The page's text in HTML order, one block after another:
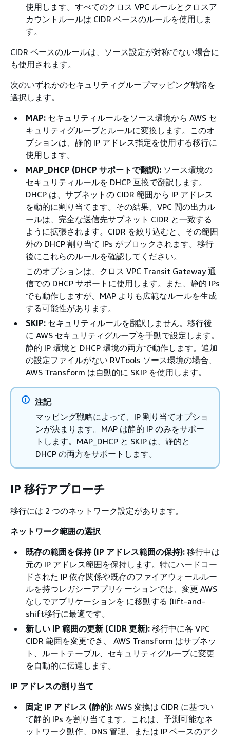
使用します。すべてのクロス VPC ルールとクロスア
カウントルールは CIDR ベースのルールを使用しま
す。
CIDR ベースのルールは、ソース設定が対称でない場合に
も使用されます。
次のいずれかのセキュリティグループマッピング戦略を
選択します。
MAP: セキュリティルールをソース環境から AWS セ
キュリティグループとルールに変換します。このオ
プションは、静的 IP アドレス指定を使用する移行に
使用します。
MAP_DHCP (DHCP サポートで翻訳): ソース環境の
セキュリティルールを DHCP 互換で翻訳します。
DHCP は、サブネットの CIDR 範囲から IP アドレス
を動的に割り当てます。その結果、VPC 間の出力ル
ールは、完全な送信先サブネット CIDR と一致する
ように拡張されます。CIDR を絞り込むと、その範囲
外の DHCP 割り当て IPs がブロックされます。移行
後にこれらのルールを確認してください。
このオプションは、クロス VPC Transit Gateway 通
信での DHCP サポートに使用します。また、静的 IPs
でも動作しますが、MAP よりも広範なルールを生成
する可能性があります。
SKIP: セキュリティルールを翻訳しません。移行後
に AWS セキュリティグループを手動で設定します。
静的 IP 環境と DHCP 環境の両方で動作します。追加
の設定ファイルがない RVTools ソース環境の場合、
AWS Transform は自動的に SKIP を使用します。
注記
マッピング戦略によって、IP 割り当てオプショ
ンが決まります。MAP は静的 IP のみをサポー
トします。MAP_DHCP と SKIP は、静的と
DHCP の両方をサポートします。
IP 移行アプローチ
移行には 2 つのネットワーク設定があります。
ネットワーク範囲の選択
既存の範囲を保持 (IP アドレス範囲の保持): 移行中は
元の IP アドレス範囲を保持します。特にハードコー
ドされた IP 依存関係や既存のファイアウォールルー
ルを持つレガシーアプリケーションでは、変更 AWS
なしでアプリケーションを に移動する (lift-and-
shift移行に最適です。
新しい IP 範囲の更新 (CIDR 更新): 移行中に各 VPC
CIDR 範囲を変更でき、 AWS Transform はサブネッ
ト、ルートテーブル、セキュリティグループに変更
を自動的に伝達します。
IP アドレスの割り当て
固定 IP アドレス (静的): AWS 変換は CIDR に基づい
て静的 IPs を割り当てます。これは、予測可能なネ
ットワーク動作、DNS 管理、または IP ベースのアク